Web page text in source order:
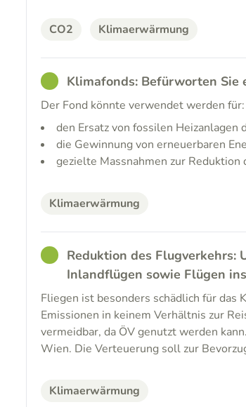
CO2 Klimaerwärmung
GOODKlimafonds: Befürworten Sie
Der Fond könnte verwendet werden für:
den Ersatz von fossilen
die Gewinnung von erneuerbaren
gezielte Massnahmen zur Reduktion
Klimaerwärmung
GOODReduktion des Flugverkehrs:
Inlandflügen sowie Flügen
Fliegen ist besonders schädlich für das
Emissionen in keinem Verhältnis zur
vermeidbar, da ÖV genutzt werden
Wien. Die Verteuerung soll zur
Klimaerwärmung